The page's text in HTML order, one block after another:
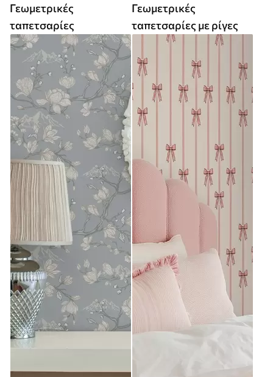
Γεωμετρικές
ταπετσαρίες
Γεωμετρικές
ταπετσαρίες με ρίγες